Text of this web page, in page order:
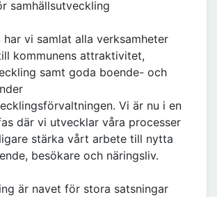
samhällsutveckling
har vi samlat alla verksamheter
kommunens attraktivitet,
samt goda boende- och
Vi är nu i en
där vi utvecklar våra processer
stärka vårt arbete till nytta
besökare och näringsliv.
är navet för stora satsningar